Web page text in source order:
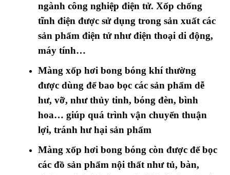
ngành công nghiệp điện tử. Xốp chống
tĩnh điện được sử dụng trong sản xuất các
sản phẩm điện tử như điện thoại di động,
máy tính…
Màng xốp hơi bong bóng khí thường
được dùng để bao bọc các sản phẩm dễ
hư, vỡ, như thủy tinh, bóng đèn, bình
hoa… giúp quá trình vận chuyển thuận
lợi, tránh hư hại sản phẩm
Màng xốp hơi bong bóng còn được để bọc
các đồ sản phẩm nội thất như tủ, bàn,